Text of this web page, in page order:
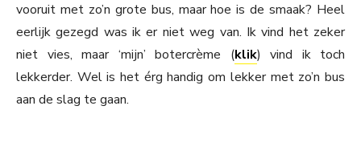
vooruit met zo’n grote bus, maar hoe is de smaak? Heel
eerlijk gezegd was ik er niet weg van. Ik vind het zeker
niet vies, maar ‘mijn’ botercrème (klik) vind ik toch
lekkerder. Wel is het érg handig om lekker met zo’n bus
aan de slag te gaan.